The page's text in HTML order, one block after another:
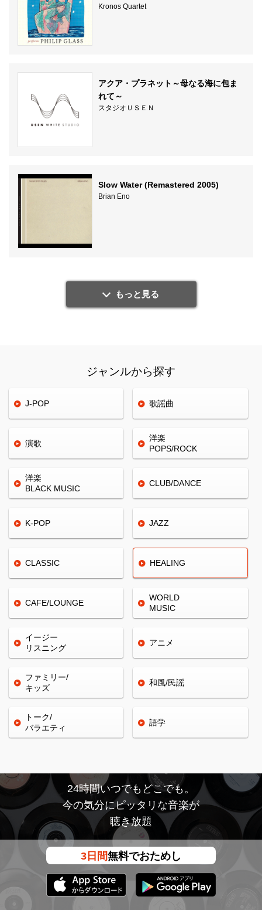
もっと見る
Kronos Quartet
アクア・プラネット～母なる海に包ま
れて～
スタジオＵＳＥＮ
Slow Water (Remastered 2005)
Brian Eno
ジャンルから探す
J-POP 歌謡曲
演歌
洋楽
POPS/ROCK
洋楽
BLACK MUSIC
CLUB/DANCE
K-POP JAZZ
CLASSIC HEALING
CAFE/LOUNGE
WORLD
MUSIC
イージー
リスニング
アニメ
ファミリー/
キッズ
和風/民謡
トーク/
バラエティ
語学
24時間いつでもどこでも。
今の気分にピッタリな音楽が
聴き放題
3日間無料でおためし